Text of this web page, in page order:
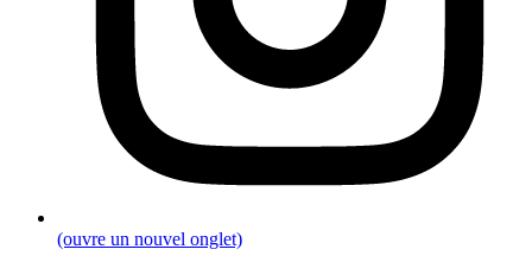
(ouvre un nouvel onglet)